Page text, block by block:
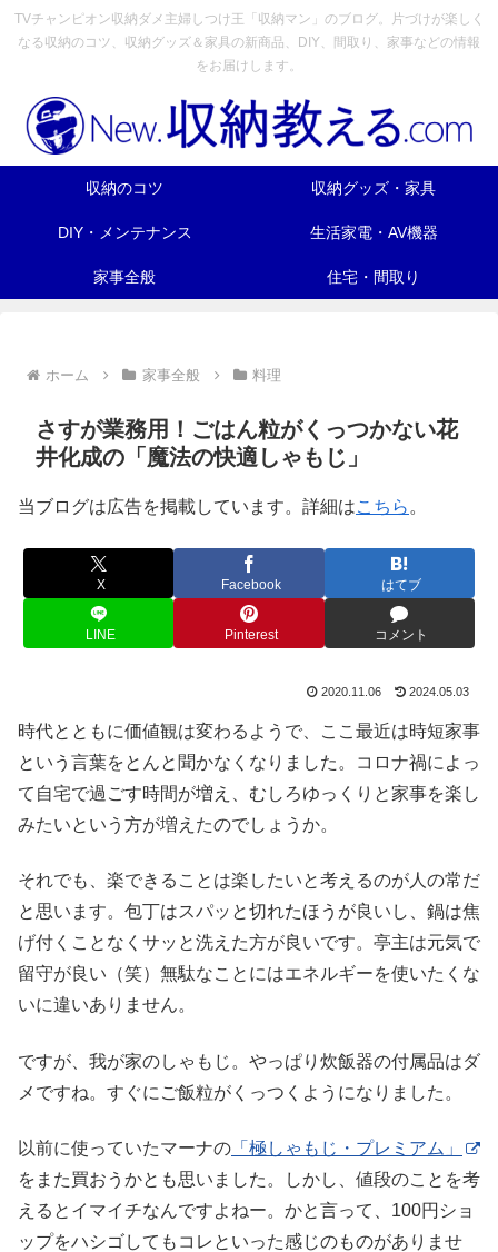
TVチャンピオン収納ダメ主婦しつけ王「収納マン」のブログ。片づけが楽しく
なる収納のコツ、収納グッズ＆家具の新商品、DIY、間取り、家事などの情報
をお届けします。
収納のコツ 収納グッズ・家具
DIY・メンテナンス 生活家電・AV機器
家事全般 住宅・間取り
ホーム 家事全般 料理
さすが業務用！ごはん粒がくっつかない花
井化成の「魔法の快適しゃもじ」
当ブログは広告を掲載しています。詳細はこちら 。
X Facebook はてブ
LINE Pinterest コメント
2020.11.06 2024.05.03
時代とともに価値観は変わるようで、ここ最近は時短家事
という言葉をとんと聞かなくなりました。コロナ禍によっ
て自宅で過ごす時間が増え、むしろゆっくりと家事を楽し
みたいという方が増えたのでしょうか。
それでも、楽できることは楽したいと考えるのが人の常だ
と思います。包丁はスパッと切れたほうが良いし、鍋は焦
げ付くことなくサッと洗えた方が良いです。亭主は元気で
留守が良い（笑）無駄なことにはエネルギーを使いたくな
いに違いありません。
ですが、我が家のしゃもじ。やっぱり炊飯器の付属品はダ
メですね。すぐにご飯粒がくっつくようになりました。
以前に使っていたマーナの 「極しゃもじ・プレミアム」
をまた買おうかとも思いました。しかし、値段のことを考
えるとイマイチなんですよねー。かと言って、100円ショ
ップをハシゴしてもコレといった感じのものがありませ